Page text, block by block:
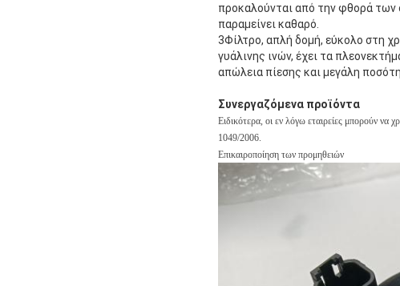
προκαλούνται από την φθορά των
παραμείνει καθαρό.
3Φίλτρο, απλή δομή, εύκολο στη
γυάλινης ινών, έχει τα
απώλεια πίεσης και μεγάλη
Συνεργαζόμενα προϊόντα
Ειδικότερα, οι εν λόγω εταιρείες μπορούν να
1049/2006.
Επικαιροποίηση των προμηθειών